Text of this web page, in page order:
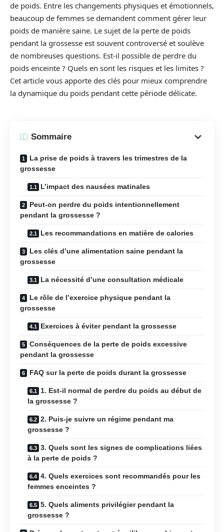
de poids. Entre les changements physiques et émotionnels,
beaucoup de femmes se demandent comment gérer leur
poids de manière saine. Le sujet de la perte de poids
pendant la grossesse est souvent controversé et soulève
de nombreuses questions. Est-il possible de perdre du
poids enceinte ? Quels en sont les risques et les limites ?
Cet article vous apporte des clés pour mieux comprendre
la dynamique du poids pendant cette période délicate.
Sommaire
La prise de poids à travers les trimestres de la
grossesse
L’impact des nausées matinales
Peut-on perdre du poids intentionnellement
pendant la grossesse ?
Les recommandations en matière de calories
Les clés d’une alimentation saine pendant la
grossesse
La nécessité d’une consultation médicale
Le rôle de l’exercice physique pendant la
grossesse
Exercices à éviter pendant la grossesse
Conséquences de la perte de poids excessive
pendant la grossesse
FAQ sur la perte de poids durant la grossesse
1. Est-il normal de perdre du poids au début de
la grossesse ?
2. Puis-je suivre un régime pendant ma
grossesse ?
3. Quels sont les signes de complications liées
à la perte de poids ?
4. Quels exercices sont recommandés pour les
femmes enceintes ?
5. Quels aliments privilégier pendant la
grossesse ?